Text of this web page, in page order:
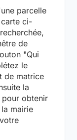
parcelle
ci-
de
"Qui
le
de matrice
la
pour obtenir
mairie